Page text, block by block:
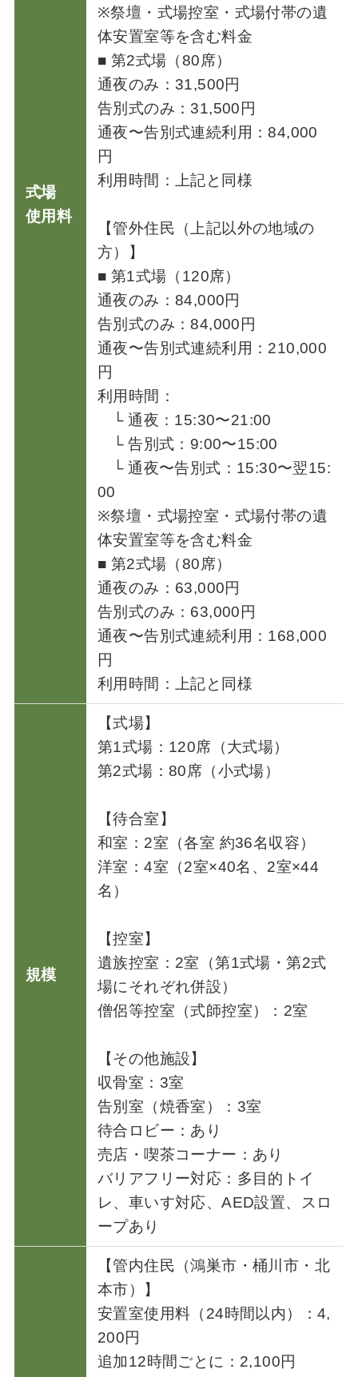
式場
使用料
※祭壇・式場控室・式場付帯の遺
体安置室等を含む料金
■ 第2式場（80席）
通夜のみ：31,500円
告別式のみ：31,500円
通夜〜告別式連続利用：84,000
円
利用時間：上記と同様
【管外住民（上記以外の地域の
方）】
■ 第1式場（120席）
通夜のみ：84,000円
告別式のみ：84,000円
通夜〜告別式連続利用：210,000
円
利用時間：
└ 通夜：15:30〜21:00
└ 告別式：9:00〜15:00
└ 通夜〜告別式：15:30〜翌15:
00
※祭壇・式場控室・式場付帯の遺
体安置室等を含む料金
■ 第2式場（80席）
通夜のみ：63,000円
告別式のみ：63,000円
通夜〜告別式連続利用：168,000
円
利用時間：上記と同様
規模
【式場】
第1式場：120席（大式場）
第2式場：80席（小式場）
【待合室】
和室：2室（各室 約36名収容）
洋室：4室（2室×40名、2室×44
名）
【控室】
遺族控室：2室（第1式場・第2式
場にそれぞれ併設）
僧侶等控室（式師控室）：2室
【その他施設】
収骨室：3室
告別室（焼香室）：3室
待合ロビー：あり
売店・喫茶コーナー：あり
バリアフリー対応：多目的トイ
レ、車いす対応、AED設置、スロ
ープあり
【管内住民（鴻巣市・桶川市・北
本市）】
安置室使用料（24時間以内）：4,
200円
追加12時間ごとに：2,100円